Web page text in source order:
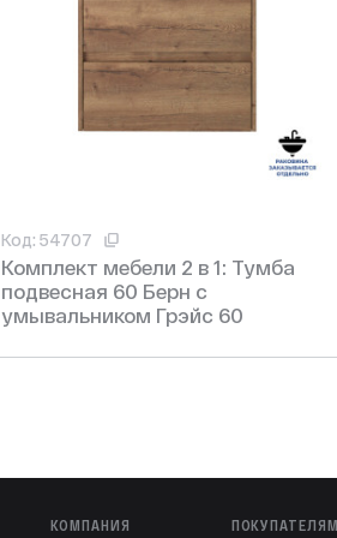
Код: 54707
Комплект мебели 2 в 1: Тумба
подвесная 60 Берн с
умывальником Грэйс 60
КОМПАНИЯ ПОКУПАТЕЛЯМ